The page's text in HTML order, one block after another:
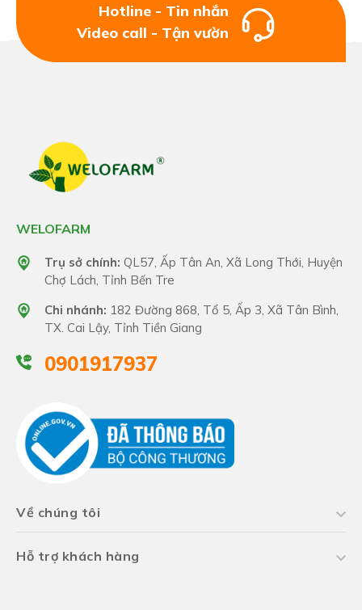
Hotline - Tin nhắn
Video call - Tận vườn
WELOFARM
Trụ sở chính: QL57, Ấp Tân An, Xã Long Thới, Huyện
Chợ Lách, Tỉnh Bến Tre
Chi nhánh: 182 Đường 868, Tổ 5, Ấp 3, Xã Tân Bình,
TX. Cai Lậy, Tỉnh Tiền Giang
0901917937
Về chúng tôi
Hỗ trợ khách hàng